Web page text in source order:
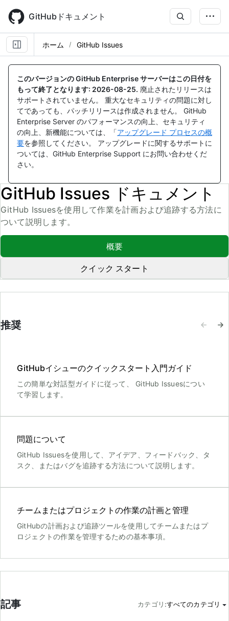
main
content
GitHubドキュメント
ホーム GitHub Issues
このバージョンの GitHub Enterprise サーバーはこの日付を
もって終了となります: 2026-08-25. 廃止されたリリースは
サポートされていません。 重大なセキュリティの問題に対し
てであっても、パッチリリースは作成されません。 GitHub
Enterprise Server のパフォーマンスの向上、セキュリティ
の向上、新機能については、「アップグレード プロセスの概
要を参照してください。 アップグレードに関するサポートに
ついては、GitHub Enterprise Support にお問い合わせくだ
さい。
GitHub Issues ドキュメント
GitHub Issuesを使用して作業を計画および追跡する方法に
ついて説明します。
概要
クイック スタート
推奨
GitHubイシューのクイックスタート入門ガイド
この簡単な対話型ガイドに従って、 GitHub Issuesについ
て学習します。
問題について
GitHub Issuesを使用して、アイデア、フィードバック、タ
スク、またはバグを追跡する方法について説明します。
チームまたはプロジェクトの作業の計画と管理
GitHubの計画および追跡ツールを使用してチームまたはプ
ロジェクトの作業を管理するための基本事項。
記事 カテゴリ :すべてのカテゴリ